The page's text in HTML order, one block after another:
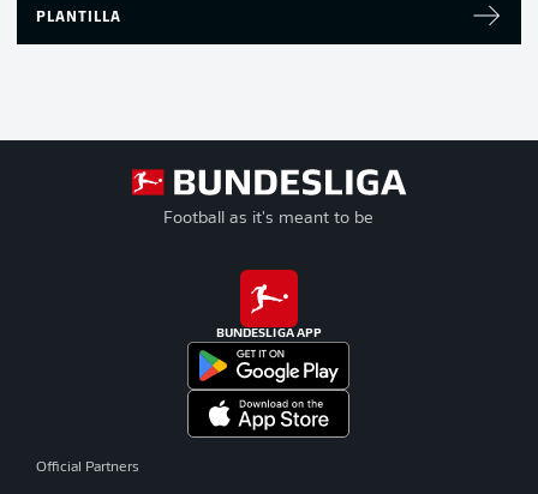
PLANTILLA
Football as it's meant to be
BUNDESLIGA APP
Official Partners